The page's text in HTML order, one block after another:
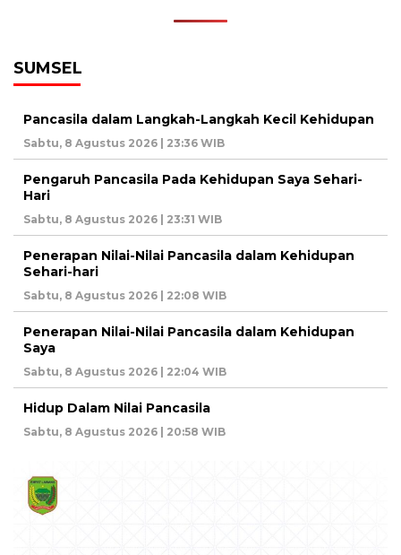
SUMSEL
Pancasila dalam Langkah-Langkah Kecil Kehidupan
Sabtu, 8 Agustus 2026 | 23:36 WIB
Pengaruh Pancasila Pada Kehidupan Saya Sehari-
Hari
Sabtu, 8 Agustus 2026 | 23:31 WIB
Penerapan Nilai-Nilai Pancasila dalam Kehidupan
Sehari-hari
Sabtu, 8 Agustus 2026 | 22:08 WIB
Penerapan Nilai-Nilai Pancasila dalam Kehidupan
Saya
Sabtu, 8 Agustus 2026 | 22:04 WIB
Hidup Dalam Nilai Pancasila
Sabtu, 8 Agustus 2026 | 20:58 WIB